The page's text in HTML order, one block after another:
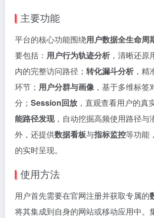
主要功能
平台的核心功能围绕用户数据全生命周
要包括： 用户行为轨迹分析 ，清晰还
内的完整访问路径； 转化漏斗分析 ，
环节； 用户分群与画像，基于多维标签
分； Session回放 ，直观查看用户的真
能路径发现，自动挖掘高频使用路径与
外，还提供数据看板与指标监控等功能
的实时呈现。
使用方法
用户首先需要在官网注册并获取专属的
将其集成到自身的网站或移动应用中。